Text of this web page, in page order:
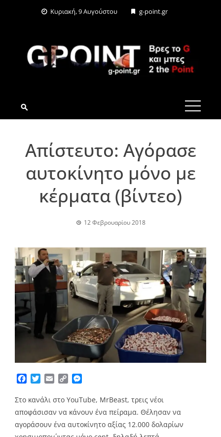
Κυριακή, 9 Αυγούστου g-point.gr
G-POINT.GR
Απίστευτο: Αγόρασε
αυτοκίνητο μόνο με
κέρματα (βίντεο)
12 Φεβρουαρίου 2018
Facebook
TwitterEmailCopy
Στο κανάλι στο YouTube, MrBeast, τρεις νέοι
αποφάσισαν να κάνουν ένα πείραμα. Θέλησαν να
αγοράσουν ένα αυτοκίνητο αξίας 12.000 δολαρίων